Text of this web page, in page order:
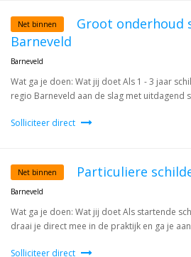
Net binnen
Groot onderhoud
Barneveld
Barneveld
Wat ga je doen: Wat jij doet Als 1 - 3 jaar
regio Barneveld aan de slag met uitdagend
Solliciteer direct
Net binnen Particuliere
Barneveld
Wat ga je doen: Wat jij doet Als startende
draai je direct mee in de praktijk en ga je
Solliciteer direct